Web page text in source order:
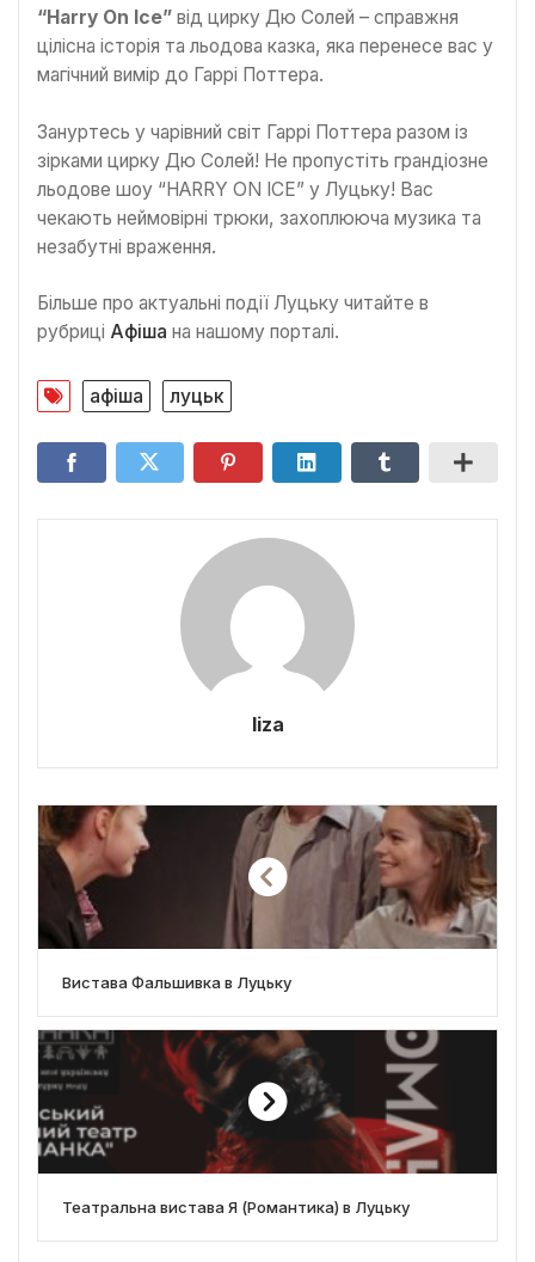
“Harry On Ice” від цирку Дю Солей – справжня
цілісна історія та льодова казка, яка перенесе вас у
магічний вимір до Гаррі Поттера.
Зануртесь у чарівний світ Гаррі Поттера разом із
зірками цирку Дю Солей! Не пропустіть грандіозне
льодове шоу “HARRY ON ICE” у Луцьку! Вас
чекають неймовірні трюки, захоплююча музика та
незабутні враження.
Більше про актуальні події Луцьку читайте в
рубриці Афіша на нашому порталі.
афіша луцьк
liza
Вистава Фальшивка в Луцьку
Театральна вистава Я (Романтика) в Луцьку